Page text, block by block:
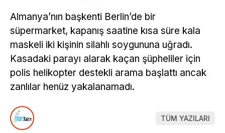
Almanya’nın başkenti Berlin’de bir
süpermarket, kapanış saatine kısa süre kala
maskeli iki kişinin silahlı soygununa uğradı.
Kasadaki parayı alarak kaçan şüpheliler için
polis helikopter destekli arama başlattı ancak
zanlılar henüz yakalanamadı.
TÜM YAZILARI